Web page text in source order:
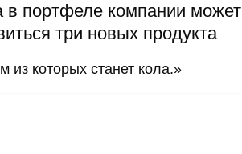
в портфеле компании может
три новых продукта
из которых станет кола.»